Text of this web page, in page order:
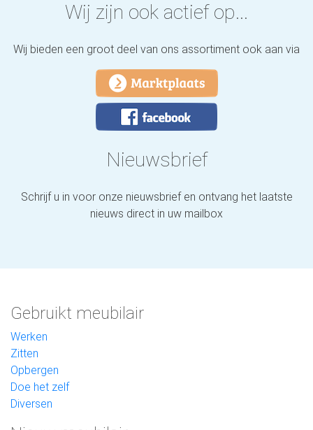
Wij zijn ook actief op...
Wij bieden een groot deel van ons assortiment ook aan via
Nieuwsbrief
Schrijf u in voor onze nieuwsbrief en ontvang het laatste
nieuws direct in uw mailbox
Gebruikt meubilair
Werken
Zitten
Opbergen
Doe het zelf
Diversen